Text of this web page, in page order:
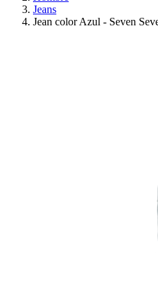
Jeans
Jean color Azul - Seven